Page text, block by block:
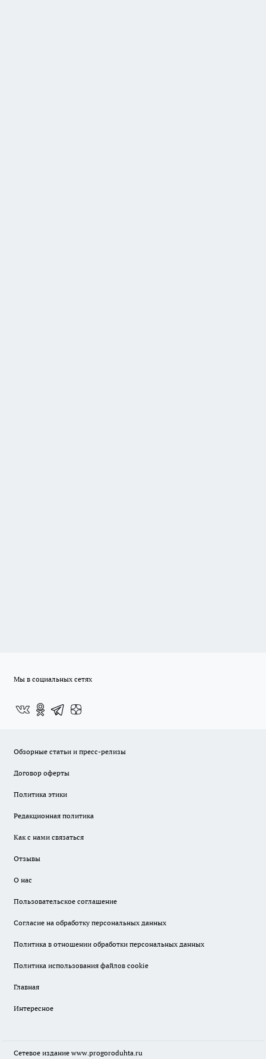
Мы в социальных сетях
Обзорные статьи и пресс-релизы
Договор оферты
Политика этики
Редакционная политика
Как с нами связаться
Отзывы
О нас
Пользовательское соглашение
Согласие на обработку персональных данных
Политика в отношении обработки персональных данных
Политика использования файлов cookie
Главная
Интересное
Сетевое издание www.progoroduhta.ru